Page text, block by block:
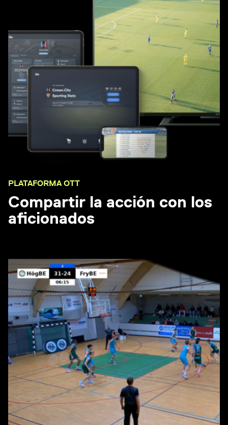
PLATAFORMA OTT
Compartir la acción con los
aficionados